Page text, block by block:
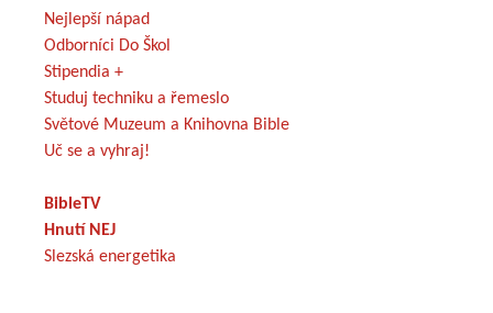
Nejlepší nápad
Odborníci Do Škol
Stipendia +
Studuj techniku a řemeslo
Světové Muzeum a Knihovna Bible
Uč se a vyhraj!
BibleTV
Hnutí NEJ
Slezská energetika